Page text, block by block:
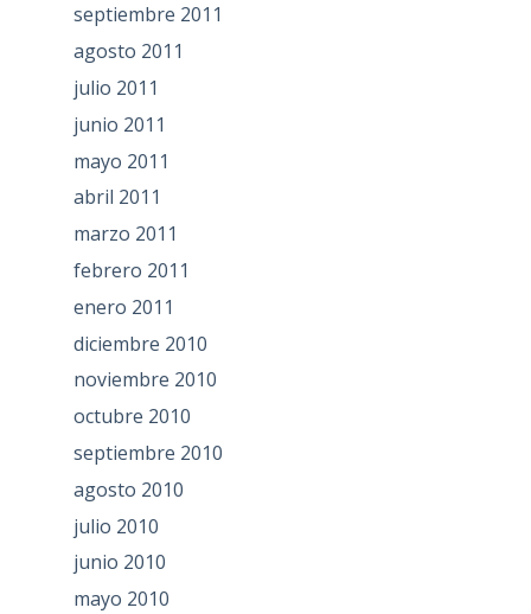
septiembre 2011
agosto 2011
julio 2011
junio 2011
mayo 2011
abril 2011
marzo 2011
febrero 2011
enero 2011
diciembre 2010
noviembre 2010
octubre 2010
septiembre 2010
agosto 2010
julio 2010
junio 2010
mayo 2010